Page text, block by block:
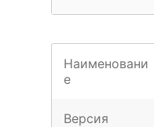
Наименовани
е
Версия